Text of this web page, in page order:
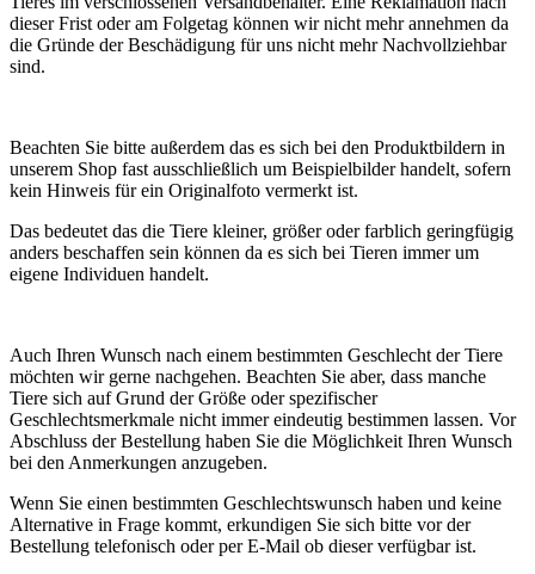
dieser Frist oder am Folgetag können wir nicht mehr annehmen da
die Gründe der Beschädigung für uns nicht mehr Nachvollziehbar
sind.
Beachten Sie bitte außerdem das es sich bei den Produktbildern in
unserem Shop fast ausschließlich um Beispielbilder handelt, sofern
kein Hinweis für ein Originalfoto vermerkt ist.
Das bedeutet das die Tiere kleiner, größer oder farblich geringfügig
anders beschaffen sein können da es sich bei Tieren immer um
eigene Individuen handelt.
Auch Ihren Wunsch nach einem bestimmten Geschlecht der Tiere
möchten wir gerne nachgehen. Beachten Sie aber, dass manche
Tiere sich auf Grund der Größe oder spezifischer
Geschlechtsmerkmale nicht immer eindeutig bestimmen lassen. Vor
Abschluss der Bestellung haben Sie die Möglichkeit Ihren Wunsch
bei den Anmerkungen anzugeben.
Wenn Sie einen bestimmten Geschlechtswunsch haben und keine
Alternative in Frage kommt, erkundigen Sie sich bitte vor der
Bestellung telefonisch oder per E-Mail ob dieser verfügbar ist.